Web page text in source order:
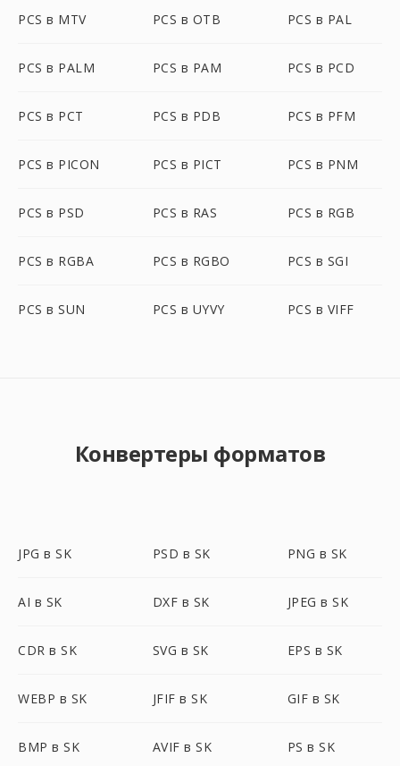
PCS в MTV PCS в OTB PCS в PAL
PCS в PALM PCS в PAM PCS в PCD
PCS в PCT PCS в PDB PCS в PFM
PCS в PICON PCS в PICT PCS в PNM
PCS в PSD PCS в RAS PCS в RGB
PCS в RGBA PCS в RGBO PCS в SGI
PCS в SUN PCS в UYVY PCS в VIFF
Конвертеры форматов
JPG в SK PSD в SK PNG в SK
AI в SK DXF в SK JPEG в SK
CDR в SK SVG в SK EPS в SK
WEBP в SK JFIF в SK GIF в SK
BMP в SK AVIF в SK PS в SK